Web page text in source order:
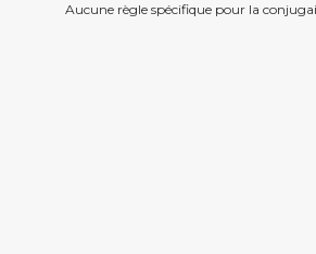
Aucune règle spécifique pour la